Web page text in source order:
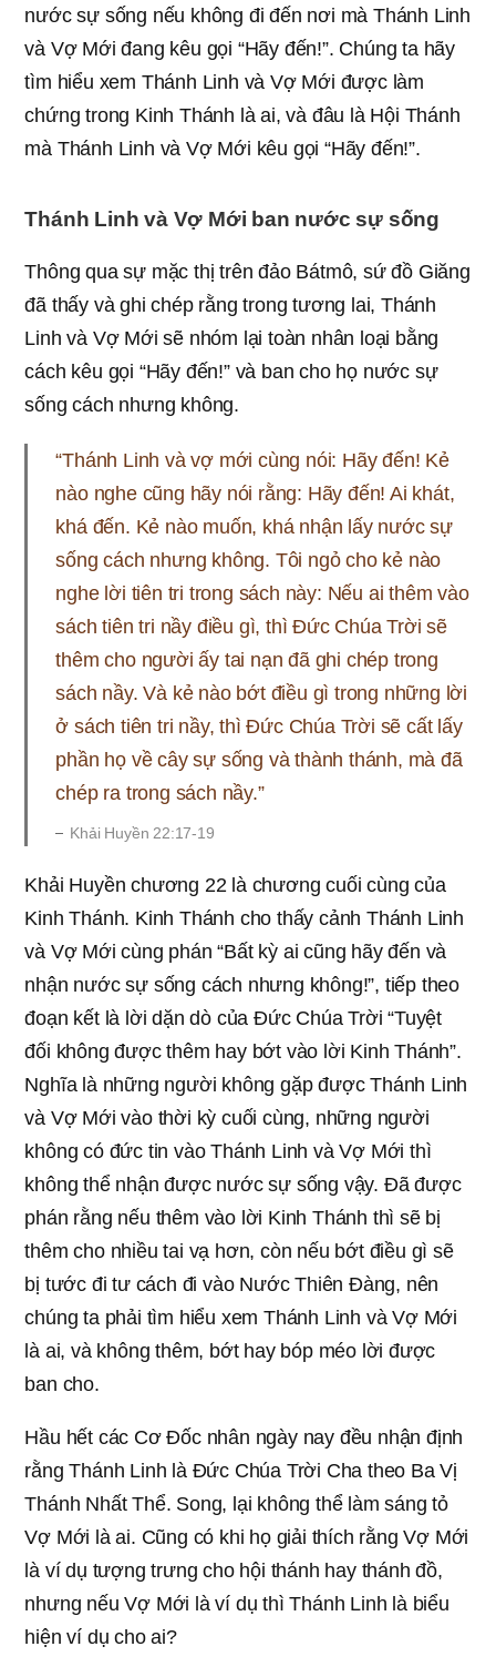
nước sự sống nếu không đi đến nơi mà Thánh Linh
và Vợ Mới đang kêu gọi “Hãy đến!”. Chúng ta hãy
tìm hiểu xem Thánh Linh và Vợ Mới được làm
chứng trong Kinh Thánh là ai, và đâu là Hội Thánh
mà Thánh Linh và Vợ Mới kêu gọi “Hãy đến!”.
Thánh Linh và Vợ Mới ban nước sự sống
Thông qua sự mặc thị trên đảo Bátmô, sứ đồ Giăng
đã thấy và ghi chép rằng trong tương lai, Thánh
Linh và Vợ Mới sẽ nhóm lại toàn nhân loại bằng
cách kêu gọi “Hãy đến!” và ban cho họ nước sự
sống cách nhưng không.
“Thánh Linh và vợ mới cùng nói: Hãy đến! Kẻ
nào nghe cũng hãy nói rằng: Hãy đến! Ai khát,
khá đến. Kẻ nào muốn, khá nhận lấy nước sự
sống cách nhưng không. Tôi ngỏ cho kẻ nào
nghe lời tiên tri trong sách này: Nếu ai thêm vào
sách tiên tri nầy điều gì, thì Đức Chúa Trời sẽ
thêm cho người ấy tai nạn đã ghi chép trong
sách nầy. Và kẻ nào bớt điều gì trong những lời
ở sách tiên tri nầy, thì Đức Chúa Trời sẽ cất lấy
phần họ về cây sự sống và thành thánh, mà đã
chép ra trong sách nầy.”
Khải Huyền 22:17-19
Khải Huyền chương 22 là chương cuối cùng của
Kinh Thánh. Kinh Thánh cho thấy cảnh Thánh Linh
và Vợ Mới cùng phán “Bất kỳ ai cũng hãy đến và
nhận nước sự sống cách nhưng không!”, tiếp theo
đoạn kết là lời dặn dò của Đức Chúa Trời “Tuyệt
đối không được thêm hay bớt vào lời Kinh Thánh”.
Nghĩa là những người không gặp được Thánh Linh
và Vợ Mới vào thời kỳ cuối cùng, những người
không có đức tin vào Thánh Linh và Vợ Mới thì
không thể nhận được nước sự sống vậy. Đã được
phán rằng nếu thêm vào lời Kinh Thánh thì sẽ bị
thêm cho nhiều tai vạ hơn, còn nếu bớt điều gì sẽ
bị tước đi tư cách đi vào Nước Thiên Đàng, nên
chúng ta phải tìm hiểu xem Thánh Linh và Vợ Mới
là ai, và không thêm, bớt hay bóp méo lời được
ban cho.
Hầu hết các Cơ Đốc nhân ngày nay đều nhận định
rằng Thánh Linh là Đức Chúa Trời Cha theo Ba Vị
Thánh Nhất Thể. Song, lại không thể làm sáng tỏ
Vợ Mới là ai. Cũng có khi họ giải thích rằng Vợ Mới
là ví dụ tượng trưng cho hội thánh hay thánh đồ,
nhưng nếu Vợ Mới là ví dụ thì Thánh Linh là biểu
hiện ví dụ cho ai?